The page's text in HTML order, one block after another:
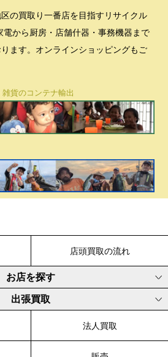
の買取り一番店を目指すリサイクル
電から厨房・店舗什器・事務機器まで
ます。オンラインショッピングもご
貨のコンテナ輸出
店頭買取の流れ
お店を探す
出張買取
法人買取